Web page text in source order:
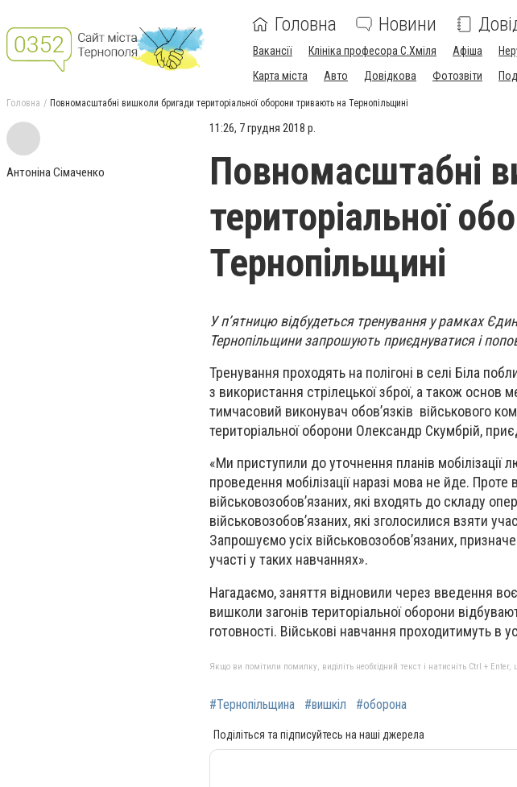
Головна Новини
Вакансії Клініка професора С.Хміля Афіша
Карта міста
Авто Довідкова Фотозвіти
Головна Повномасштабні вишколи бригади територіальної оборони тривають на Тернопільщині
Антоніна Сімаченко
11:26, 7 грудня 2018 р.
Повномасштабні
територіальної
Тернопільщині
У п’ятницю відбудеться тренування у рамках
Тернопільщини запрошують приєднуватися і
Тренування проходять на полігоні в селі Біла
з використання стрілецької зброї, а також основ
тимчасовий виконувач обов’язків військового
територіальної оборони Олександр Скумбрій,
«Ми приступили до уточнення планів мобілізації
проведення мобілізації наразі мова не йде.
військовозобов’язаних, які входять до складу
військовозобов’язаних, які зголосилися взяти
Запрошуємо усіх військовозобов’язаних,
участі у таких навчаннях».
Нагадаємо, заняття відновили через введення
вишколи загонів територіальної оборони
готовності. Військові навчання проходитимуть в
Якщо ви помітили помилку, виділіть необхідний текст і натисніть Ctrl +
#Тернопільщина #вишкіл #оборона
Поділіться та підписуйтесь на наші джерела